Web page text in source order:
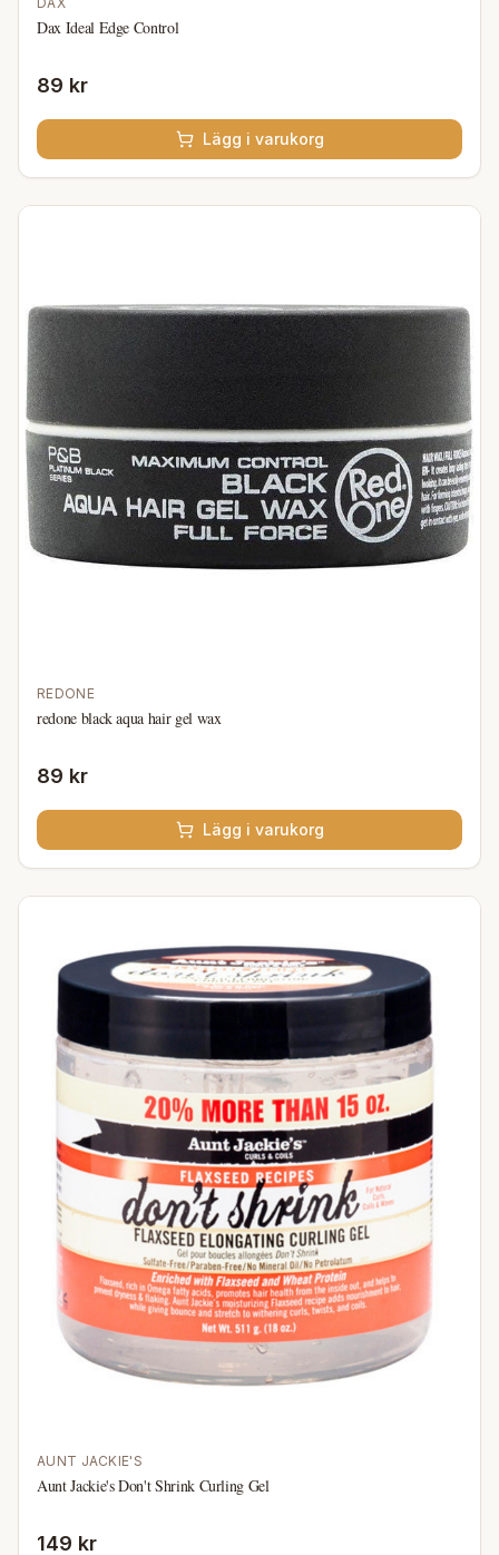
Dax Ideal Edge Control
89 kr
Lägg i varukorg
REDONE
redone black aqua hair gel wax
89 kr
Lägg i varukorg
AUNT JACKIE'S
Aunt Jackie's Don't Shrink Curling Gel
149 kr